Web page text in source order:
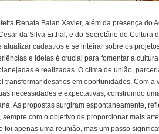
Renata Balan Xavier, além da presença do
da Silva Erthal, e do Secretário de Cultura
atualizar cadastros e se inteirar sobre os
e ideias é crucial para fomentar a
e realizadas. O clima de união,
transformar desafios em oportunidades. Com
necessidades e expectativas, construindo
As propostas surgiram espontaneamente,
com o objetivo de proporcionar mais
foi apenas uma reunião, mas um passo